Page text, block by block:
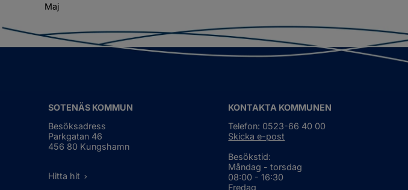
Maj
SOTENÄS KOMMUN
Besöksadress
Parkgatan 46
456 80 Kungshamn
Hitta hit
KONTAKTA KOMMUNEN
Telefon: 0523-66 40 00
Skicka e-post
Besökstid:
Måndag - torsdag
08:00 - 16:30
Fredag